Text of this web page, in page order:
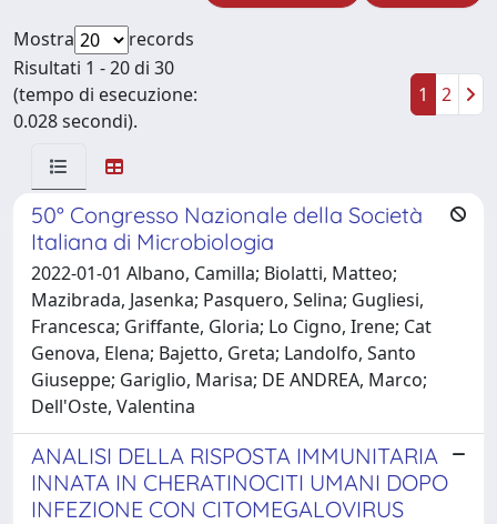
Mostra
records
Risultati 1 - 20 di 30
(tempo di esecuzione:
0.028 secondi).
1 2
50° Congresso Nazionale della Società
Italiana di Microbiologia
2022-01-01 Albano, Camilla; Biolatti, Matteo;
Mazibrada, Jasenka; Pasquero, Selina; Gugliesi,
Francesca; Griffante, Gloria; Lo Cigno, Irene; Cat
Genova, Elena; Bajetto, Greta; Landolfo, Santo
Giuseppe; Gariglio, Marisa; DE ANDREA, Marco;
Dell'Oste, Valentina
ANALISI DELLA RISPOSTA IMMUNITARIA
INNATA IN CHERATINOCITI UMANI DOPO
INFEZIONE CON CITOMEGALOVIRUS